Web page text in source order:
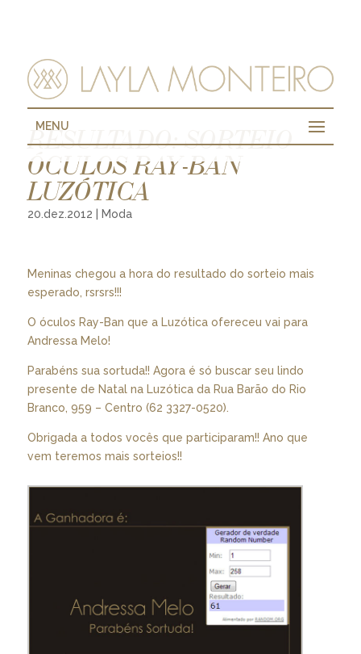
MENU
RESULTADO: SORTEIO
ÓCULOS RAY-BAN
LUZÓTICA
20.dez.2012 Moda
Meninas chegou a hora do resultado do sorteio mais
esperado, rsrsrs!!!
O óculos Ray-Ban que a Luzótica ofereceu vai para
Andressa Melo!
Parabéns sua sortuda!! Agora é só buscar seu lindo
presente de Natal na Luzótica da Rua Barão do Rio
Branco, 959 – Centro (62 3327-0520).
Obrigada a todos vocês que participaram!! Ano que
vem teremos mais sorteios!!